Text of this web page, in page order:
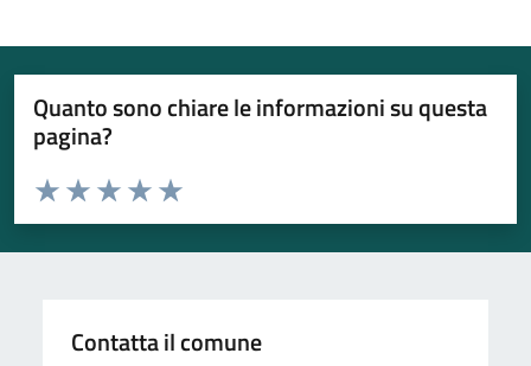
Quanto sono chiare le informazioni su questa
pagina?
Valuta da 1 a 5 stelle la pagina
Valuta 5 stelle su 5
Valuta 4 stelle su 5
Valuta 3 stelle su 5
Valuta 2 stelle su 5
Valuta 1 stelle su 5
Contatta il comune